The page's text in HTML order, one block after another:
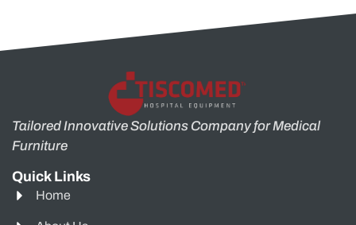
Tailored Innovative Solutions Company for Medical
Furniture
Quick Links
Home